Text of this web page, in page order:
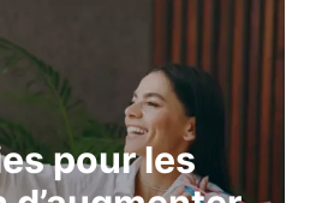
pour les